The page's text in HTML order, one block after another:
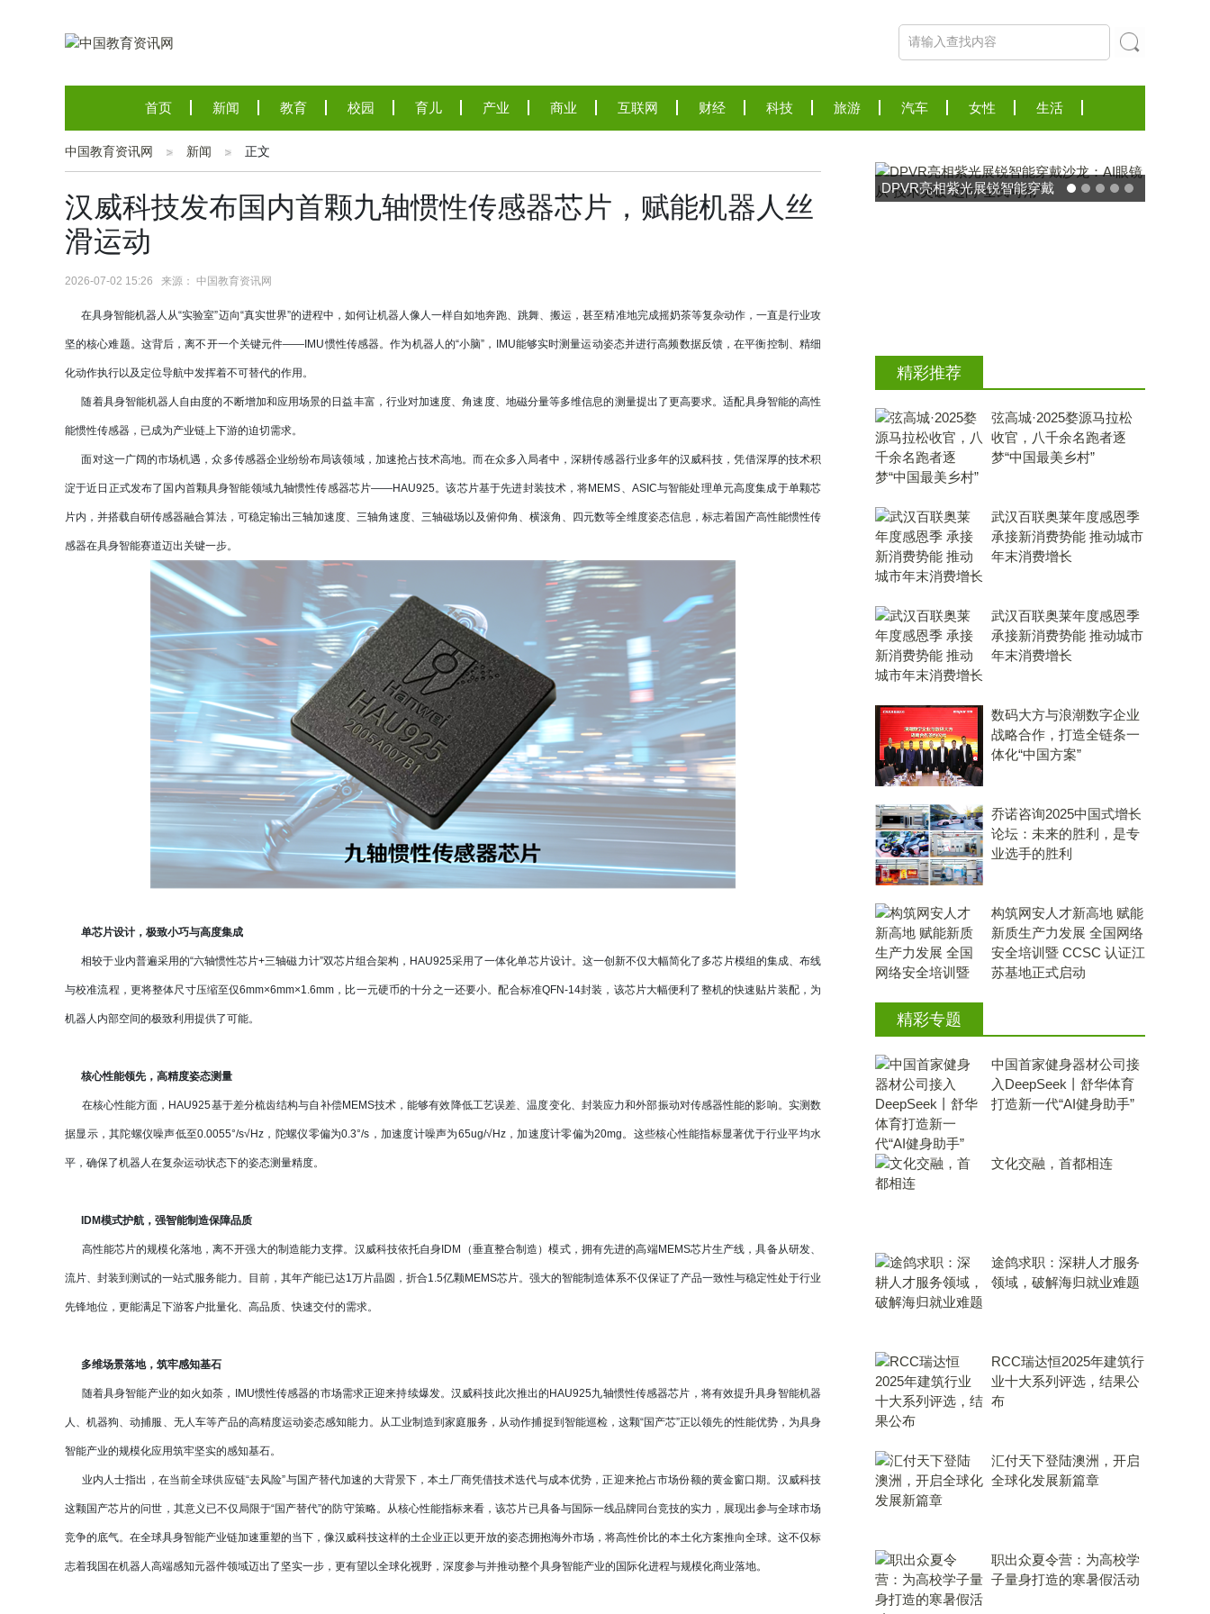
首页 新闻 教育 校园 育儿 产业 商业 互联网 财经 科技 旅游 汽车 女性 生活
中国教育资讯网 新闻 正文
汉威科技发布国内首颗九轴惯性传感器芯片，赋能机器人丝
滑运动
2026-07-02 15:26 来源： 中国教育资讯网
在具身智能机器人从“实验室”迈向“真实世界”的进程中，如何让机器人像人一样自如地奔跑、跳舞、搬运，甚至精准地完成摇奶茶等复杂动作，一直是行业攻
坚的核心难题。这背后，离不开一个关键元件——IMU惯性传感器。作为机器人的“小脑”，IMU能够实时测量运动姿态并进行高频数据反馈，在平衡控制、精细
化动作执行以及定位导航中发挥着不可替代的作用。
随着具身智能机器人自由度的不断增加和应用场景的日益丰富，行业对加速度、角速度、地磁分量等多维信息的测量提出了更高要求。适配具身智能的高性
能惯性传感器，已成为产业链上下游的迫切需求。
面对这一广阔的市场机遇，众多传感器企业纷纷布局该领域，加速抢占技术高地。而在众多入局者中，深耕传感器行业多年的汉威科技，凭借深厚的技术积
淀于近日正式发布了国内首颗具身智能领域九轴惯性传感器芯片——HAU925。该芯片基于先进封装技术，将MEMS、ASIC与智能处理单元高度集成于单颗芯
片内，并搭载自研传感器融合算法，可稳定输出三轴加速度、三轴角速度、三轴磁场以及俯仰角、横滚角、四元数等全维度姿态信息，标志着国产高性能惯性传
感器在具身智能赛道迈出关键一步。
单芯片设计，极致小巧与高度集成
相较于业内普遍采用的“六轴惯性芯片+三轴磁力计”双芯片组合架构，HAU925采用了一体化单芯片设计。这一创新不仅大幅简化了多芯片模组的集成、布线
与校准流程，更将整体尺寸压缩至仅6mm×6mm×1.6mm，比一元硬币的十分之一还要小。配合标准QFN-14封装，该芯片大幅便利了整机的快速贴片装配，为
机器人内部空间的极致利用提供了可能。
核心性能领先，高精度姿态测量
在核心性能方面，HAU925基于差分梳齿结构与自补偿MEMS技术，能够有效降低工艺误差、温度变化、封装应力和外部振动对传感器性能的影响。实测数
据显示，其陀螺仪噪声低至0.0055°/s√Hz，陀螺仪零偏为0.3°/s，加速度计噪声为65ug/√Hz，加速度计零偏为20mg。这些核心性能指标显著优于行业平均水
平，确保了机器人在复杂运动状态下的姿态测量精度。
IDM模式护航，强智能制造保障品质
高性能芯片的规模化落地，离不开强大的制造能力支撑。汉威科技依托自身IDM（垂直整合制造）模式，拥有先进的高端MEMS芯片生产线，具备从研发、
流片、封装到测试的一站式服务能力。目前，其年产能已达1万片晶圆，折合1.5亿颗MEMS芯片。强大的智能制造体系不仅保证了产品一致性与稳定性处于行业
先锋地位，更能满足下游客户批量化、高品质、快速交付的需求。
多维场景落地，筑牢感知基石
随着具身智能产业的如火如荼，IMU惯性传感器的市场需求正迎来持续爆发。汉威科技此次推出的HAU925九轴惯性传感器芯片，将有效提升具身智能机器
人、机器狗、动捕服、无人车等产品的高精度运动姿态感知能力。从工业制造到家庭服务，从动作捕捉到智能巡检，这颗“国产芯”正以领先的性能优势，为具身
智能产业的规模化应用筑牢坚实的感知基石。
业内人士指出，在当前全球供应链“去风险”与国产替代加速的大背景下，本土厂商凭借技术迭代与成本优势，正迎来抢占市场份额的黄金窗口期。汉威科技
这颗国产芯片的问世，其意义已不仅局限于“国产替代”的防守策略。从核心性能指标来看，该芯片已具备与国际一线品牌同台竞技的实力，展现出参与全球市场
竞争的底气。在全球具身智能产业链加速重塑的当下，像汉威科技这样的土企业正以更开放的姿态拥抱海外市场，将高性价比的本土化方案推向全球。这不仅标
志着我国在机器人高端感知元器件领域迈出了坚实一步，更有望以全球化视野，深度参与并推动整个具身智能产业的国际化进程与规模化商业落地。
DPVR亮相紫光展锐智能穿戴
精彩推荐
弦高城·2025婺源马拉松
收官，八千余名跑者逐
梦“中国最美乡村”
武汉百联奥莱年度感恩季
承接新消费势能 推动城市
年末消费增长
武汉百联奥莱年度感恩季
承接新消费势能 推动城市
年末消费增长
数码大方与浪潮数字企业
战略合作，打造全链条一
体化“中国方案”
乔诺咨询2025中国式增长
论坛：未来的胜利，是专
业选手的胜利
构筑网安人才新高地 赋能
新质生产力发展 全国网络
安全培训暨 CCSC 认证江
苏基地正式启动
精彩专题
中国首家健身器材公司接
入DeepSeek丨舒华体育
打造新一代“AI健身助手”
文化交融，首都相连
途鸽求职：深耕人才服务
领域，破解海归就业难题
RCC瑞达恒2025年建筑行
业十大系列评选，结果公
布
汇付天下登陆澳洲，开启
全球化发展新篇章
职出众夏令营：为高校学
子量身打造的寒暑假活动